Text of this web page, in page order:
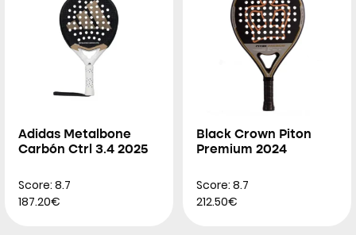
Adidas Metalbone
Carbón Ctrl 3.4 2025
Score: 8.7
187.20€
Black Crown Piton
Premium 2024
Score: 8.7
212.50€